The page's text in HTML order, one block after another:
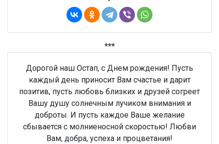
***
Дорогой наш Остап, с Днем рождения! Пусть
каждый день приносит Вам счастье и дарит
позитив, пусть любовь близких и друзей согреет
Вашу душу солнечным лучиком внимания и
доброты. И пусть каждое Ваше желание
сбывается с молниеносной скоростью! Любви
Вам, добра, успеха и процветания!